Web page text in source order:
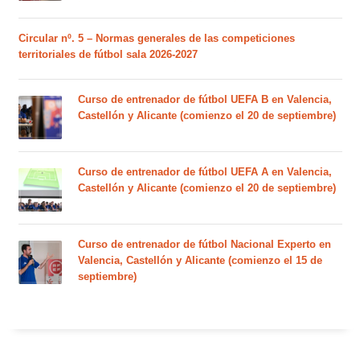
Circular nº. 5 – Normas generales de las competiciones
territoriales de fútbol sala 2026-2027
Curso de entrenador de fútbol UEFA B en Valencia,
Castellón y Alicante (comienzo el 20 de septiembre)
Curso de entrenador de fútbol UEFA A en Valencia,
Castellón y Alicante (comienzo el 20 de septiembre)
Curso de entrenador de fútbol Nacional Experto en
Valencia, Castellón y Alicante (comienzo el 15 de
septiembre)